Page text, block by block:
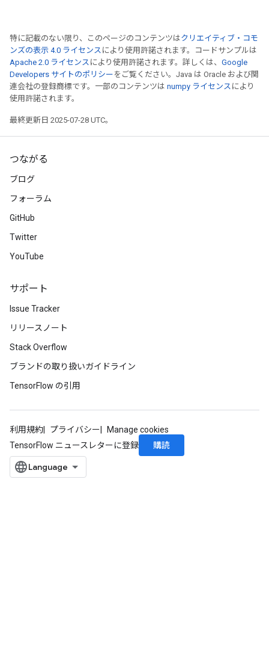
特に記載のない限り、このページのコンテンツはクリエイティブ・コモ
ンズの表示 4.0 ライセンス により使用許諾されます。コードサンプルは
Apache 2.0 ライセンス により使用許諾されます。詳しくは、 Google
Developers サイトのポリシー をご覧ください。Java は Oracle および関
連会社の登録商標です。一部のコンテンツは numpy ライセンス により
使用許諾されます。
最終更新日 2025-07-28 UTC。
つながる
ブログ
フォーラム
GitHub
Twitter
YouTube
サポート
Issue Tracker
リリースノート
Stack Overflow
ブランドの取り扱いガイドライン
TensorFlow の引用
利用規約 プライバシー
Manage cookies
TensorFlow ニュースレターに登録
購読